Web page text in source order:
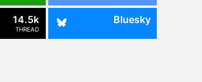
14.5k
THREAD
Bluesky